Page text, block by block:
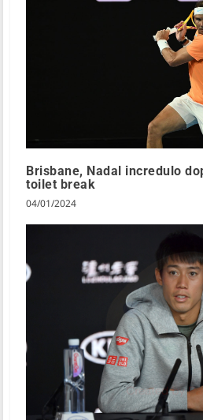
Brisbane, Nadal incredulo
toilet break
04/01/2024